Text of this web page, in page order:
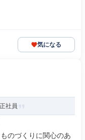
気になる
社員
のづくりに関心のあ